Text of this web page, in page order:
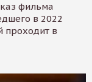
фильма
в 2022
проходит в